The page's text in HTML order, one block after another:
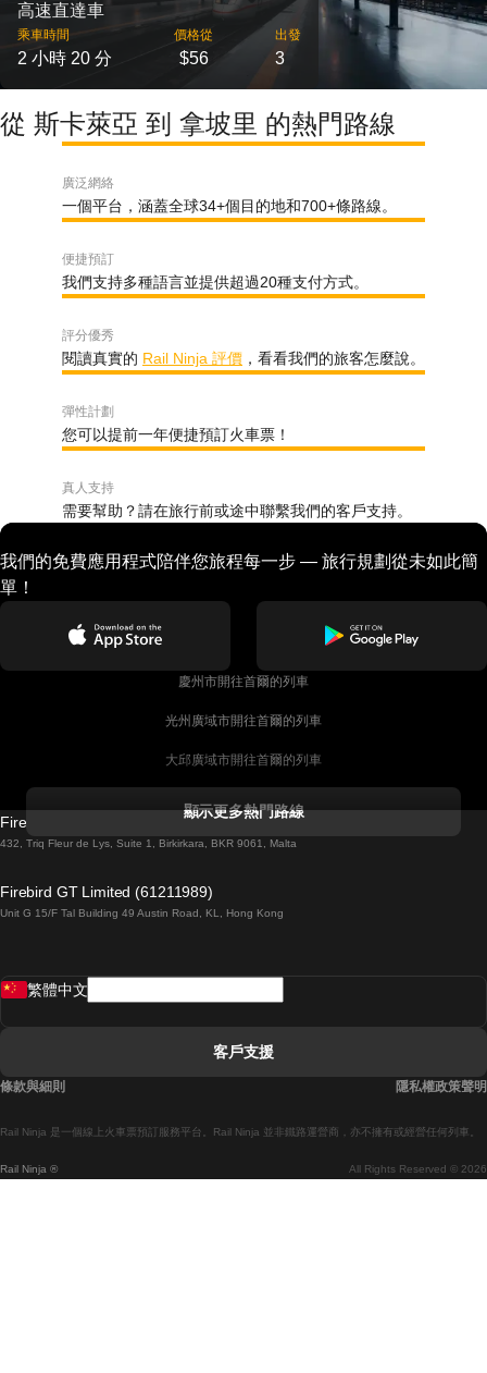
高速直達車
乘車時間
2 小時 20 分
價格從
$56
出發
3
從 斯卡萊亞 到 拿坡里 的熱門路線
廣泛網絡
一個平台，涵蓋全球34+個目的地和700+條路線。
便捷預訂
我們支持多種語言並提供超過20種支付方式。
評分優秀
閱讀真實的 Rail Ninja 評價 ，看看我們的旅客怎麼說。
彈性計劃
您可以提前一年便捷預訂火車票！
真人支持
需要幫助？請在旅行前或途中聯繫我們的客戶支持。
我們的免費應用程式陪伴您旅程每一步 — 旅行規劃從未如此簡
單！
慶州市開往首爾的列車
光州廣域市開往首爾的列車
大邱廣域市開往首爾的列車
都柏林開往戈尔韦的列車
羅馬開往拿坡里的列車
顯示更多熱門路線
Firebird GT Limited (OC 1451)
432, Triq Fleur de Lys, Suite 1, Birkirkara, BKR 9061, Malta
Firebird GT Limited (61211989)
Unit G 15/F Tal Building 49 Austin Road, KL, Hong Kong
Rail Ninja ® All Rights Reserved © 2026
Rail Ninja 是一個線上火車票預訂服務平台。Rail Ninja 並非鐵路運營商，亦不擁有或經營任何列車。
繁體中文
客戶支援
條款與細則 隱私權政策聲明